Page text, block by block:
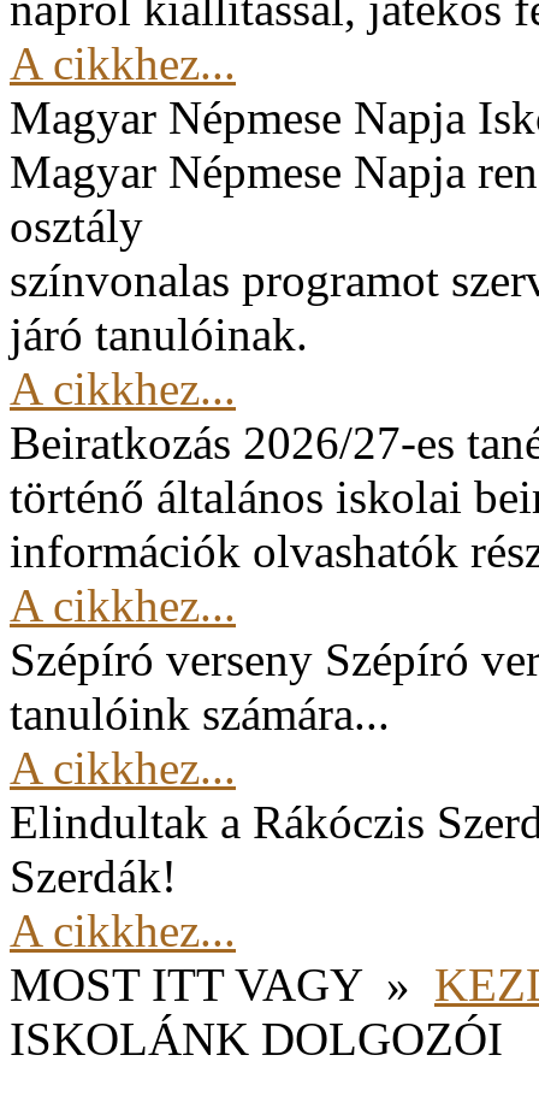
A cikkhez...
Magyar Népmese Napja
Magyar Népmese Napja
osztály
színvonalas programot
járó tanulóinak.
A cikkhez...
Beiratkozás 2026/27-es
történő általános iskolai
információk olvashatók
A cikkhez...
Szépíró verseny Szépíró
tanulóink számára...
A cikkhez...
Elindultak a Rákóczis
Szerdák!
A cikkhez...
MOST ITT VAGY »
ISKOLÁNK DOLGOZÓI